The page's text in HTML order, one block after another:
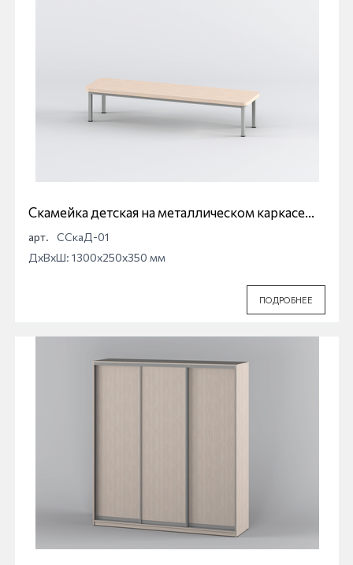
Скамейка детская на металлическом каркасе
ССкаД-01
арт.
ССкаД-01
ДхВхШ: 1300x250x350 мм
ПОДРОБНЕЕ